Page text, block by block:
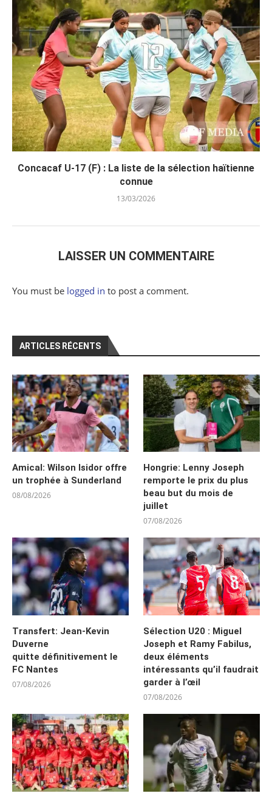
Concacaf U-17 (F) : La liste de la sélection haïtienne
connue
13/03/2026
LAISSER UN COMMENTAIRE
You must be logged in to post a comment.
ARTICLES RÉCENTS
Amical: Wilson Isidor offre
un trophée à Sunderland
08/08/2026
Hongrie: Lenny Joseph
remporte le prix du plus
beau but du mois de
juillet
07/08/2026
Transfert: Jean-Kevin
Duverne
quitte définitivement le
FC Nantes
07/08/2026
Sélection U20 : Miguel
Joseph et Ramy Fabilus,
deux éléments
intéressants qu’il faudrait
garder à l’œil
07/08/2026